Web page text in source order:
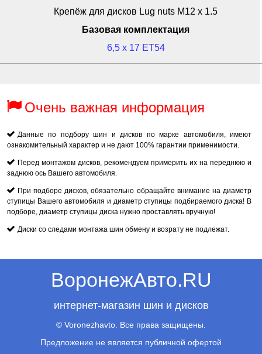
Крепёж для дисков Lug nuts M12 x 1.5
Базовая комплектация
6,5 x 17 ET54
Очень важная информация
Данные по подбору шин и дисков по марке автомобиля, имеют
ознакомительный характер и не дают 100% гарантии применимости.
Перед монтажом дисков, рекомендуем примерить их на переднюю и
заднюю ось Вашего автомобиля.
При подборе дисков, обязательно обращайте внимание на диаметр
ступицы Вашего автомобиля и диаметр ступицы подбираемого диска! В
подборе, диаметр ступицы диска нужно проставлять вручную!
Диски со следами монтажа шин обмену и возрату не подлежат.
ВоронежАвто.RU
интернет-магазин шин и дисков
© Voronezhavto. Все права защищены.
Предложение не является публичной офертой